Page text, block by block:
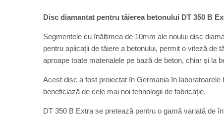
Disc diamantat pentru tăierea betonului DT 350 B
Segmentele cu înălțimea de 10mm ale noului disc
pentru aplicații de tăiere a betonului, permit o viteză
aproape toate materialele pe bază de beton, chiar și la
Acest disc a fost proiectat în Germania în
beneficiază de cele mai noi tehnologii de fabricație.
DT 350 B Extra se pretează pentru o gamă variată de